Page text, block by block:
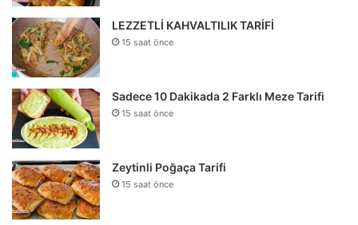
LEZZETLİ KAHVALTILIK TARİFİ
15 saat önce
Sadece 10 Dakikada 2 Farklı Meze Tarifi
15 saat önce
Zeytinli Poğaça Tarifi
15 saat önce